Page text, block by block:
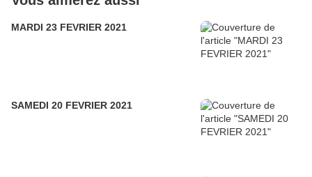
MARDI 23 FEVRIER 2021
SAMEDI 20 FEVRIER 2021